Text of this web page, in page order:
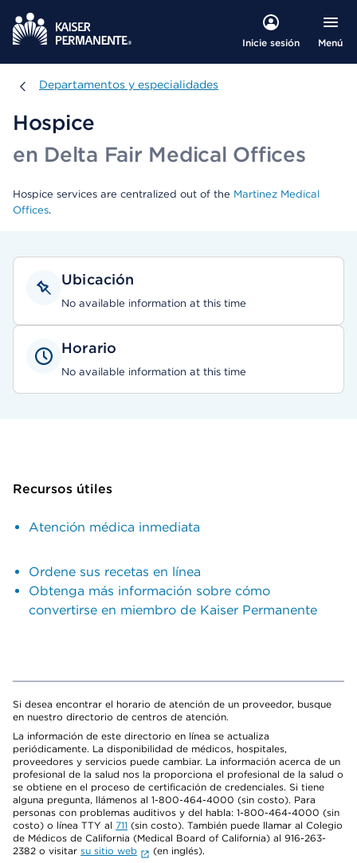
Inicie sesión Menú
Departamentos y especialidades
Departamentos y especialidades
Hospice
en Delta Fair Medical Offices
Hospice services are centralized out of the Martinez Medical
Offices.
Ubicación
No available information at this time
Horario
No available information at this time
Recursos útiles
Atención médica inmediata
Ordene sus recetas en línea
Obtenga más información sobre cómo
convertirse en miembro de Kaiser Permanente
Si desea encontrar el horario de atención de un proveedor, busque
en nuestro directorio de centros de atención.
La información de este directorio en línea se actualiza
periódicamente. La disponibilidad de médicos, hospitales,
proveedores y servicios puede cambiar. La información acerca de un
profesional de la salud nos la proporciona el profesional de la salud o
se obtiene en el proceso de certificación de credenciales. Si tiene
alguna pregunta, llámenos al 1-800-464-4000 (sin costo). Para
personas con problemas auditivos y del habla: 1-800-464-4000 (sin
costo) o línea TTY al 711 (sin costo). También puede llamar al Colegio
de Médicos de California (Medical Board of California) al 916-263-
2382 o visitar su sitio web
(en inglés).